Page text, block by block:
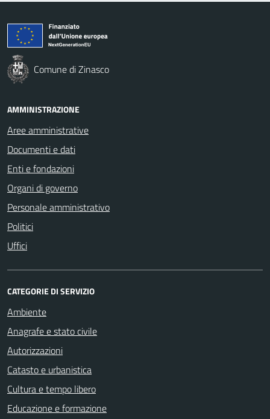
Comune di Zinasco
AMMINISTRAZIONE
Aree amministrative
Documenti e dati
Enti e fondazioni
Organi di governo
Personale amministrativo
Politici
Uffici
CATEGORIE DI SERVIZIO
Ambiente
Anagrafe e stato civile
Autorizzazioni
Catasto e urbanistica
Cultura e tempo libero
Educazione e formazione